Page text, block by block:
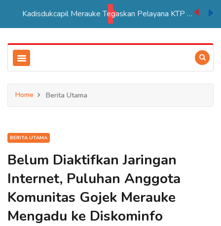
Kadisdukcapil Merauke Tegaskan Pelayana KTP Sesuai SOP
Home Berita Utama
BERITA UTAMA
Belum Diaktifkan Jaringan
Internet, Puluhan Anggota
Komunitas Gojek Merauke
Mengadu ke Diskominfo